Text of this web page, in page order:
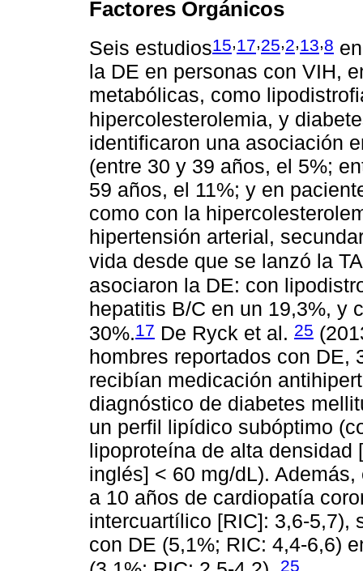
Factores Orgánicos
Seis estudios15 17 25 2 13 8
la DE en personas con VIH,
metabólicas, como
hipercolesterolemia, y
identificaron una asociación
(entre 30 y 39 años, el 5%;
59 años, el 11%; y en
como con la
hipertensión arterial,
vida desde que se lanzó la
asociaron la DE: con
hepatitis B/C en un 19,3%, y
30%.17 De Ryck et al. 25
hombres reportados con DE,
recibían medicación
diagnóstico de diabetes
un perfil lipídico subóptimo
lipoproteína de alta densidad [
inglés] < 60 mg/dL).
a 10 años de cardiopatía
intercuartílico [RIC]: 3,6-5,7),
con DE (5,1%; RIC: 4,4-6,6)
25